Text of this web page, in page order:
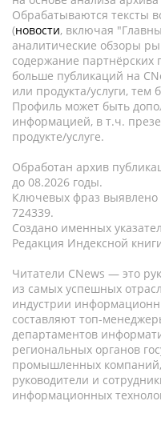
Обрабатываются тексты
(новости, включая
аналитические обзоры
содержание партнёрских
больше публикаций на
или продукта/услуги,
Профиль может быть
информацией, в т.ч.
продукте/услуге.
Обработан архив
до 08.2026 годы.
Ключевых фраз выявлено
724339.
Создано именных
Редакция Индексной
Читатели CNews — это
из самых успешных
индустрии
составляют топ-
департаментов
региональных органов
промышленных
руководители и
информационных